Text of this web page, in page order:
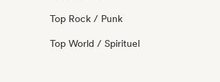
Top Rock / Punk
Top World / Spirituel